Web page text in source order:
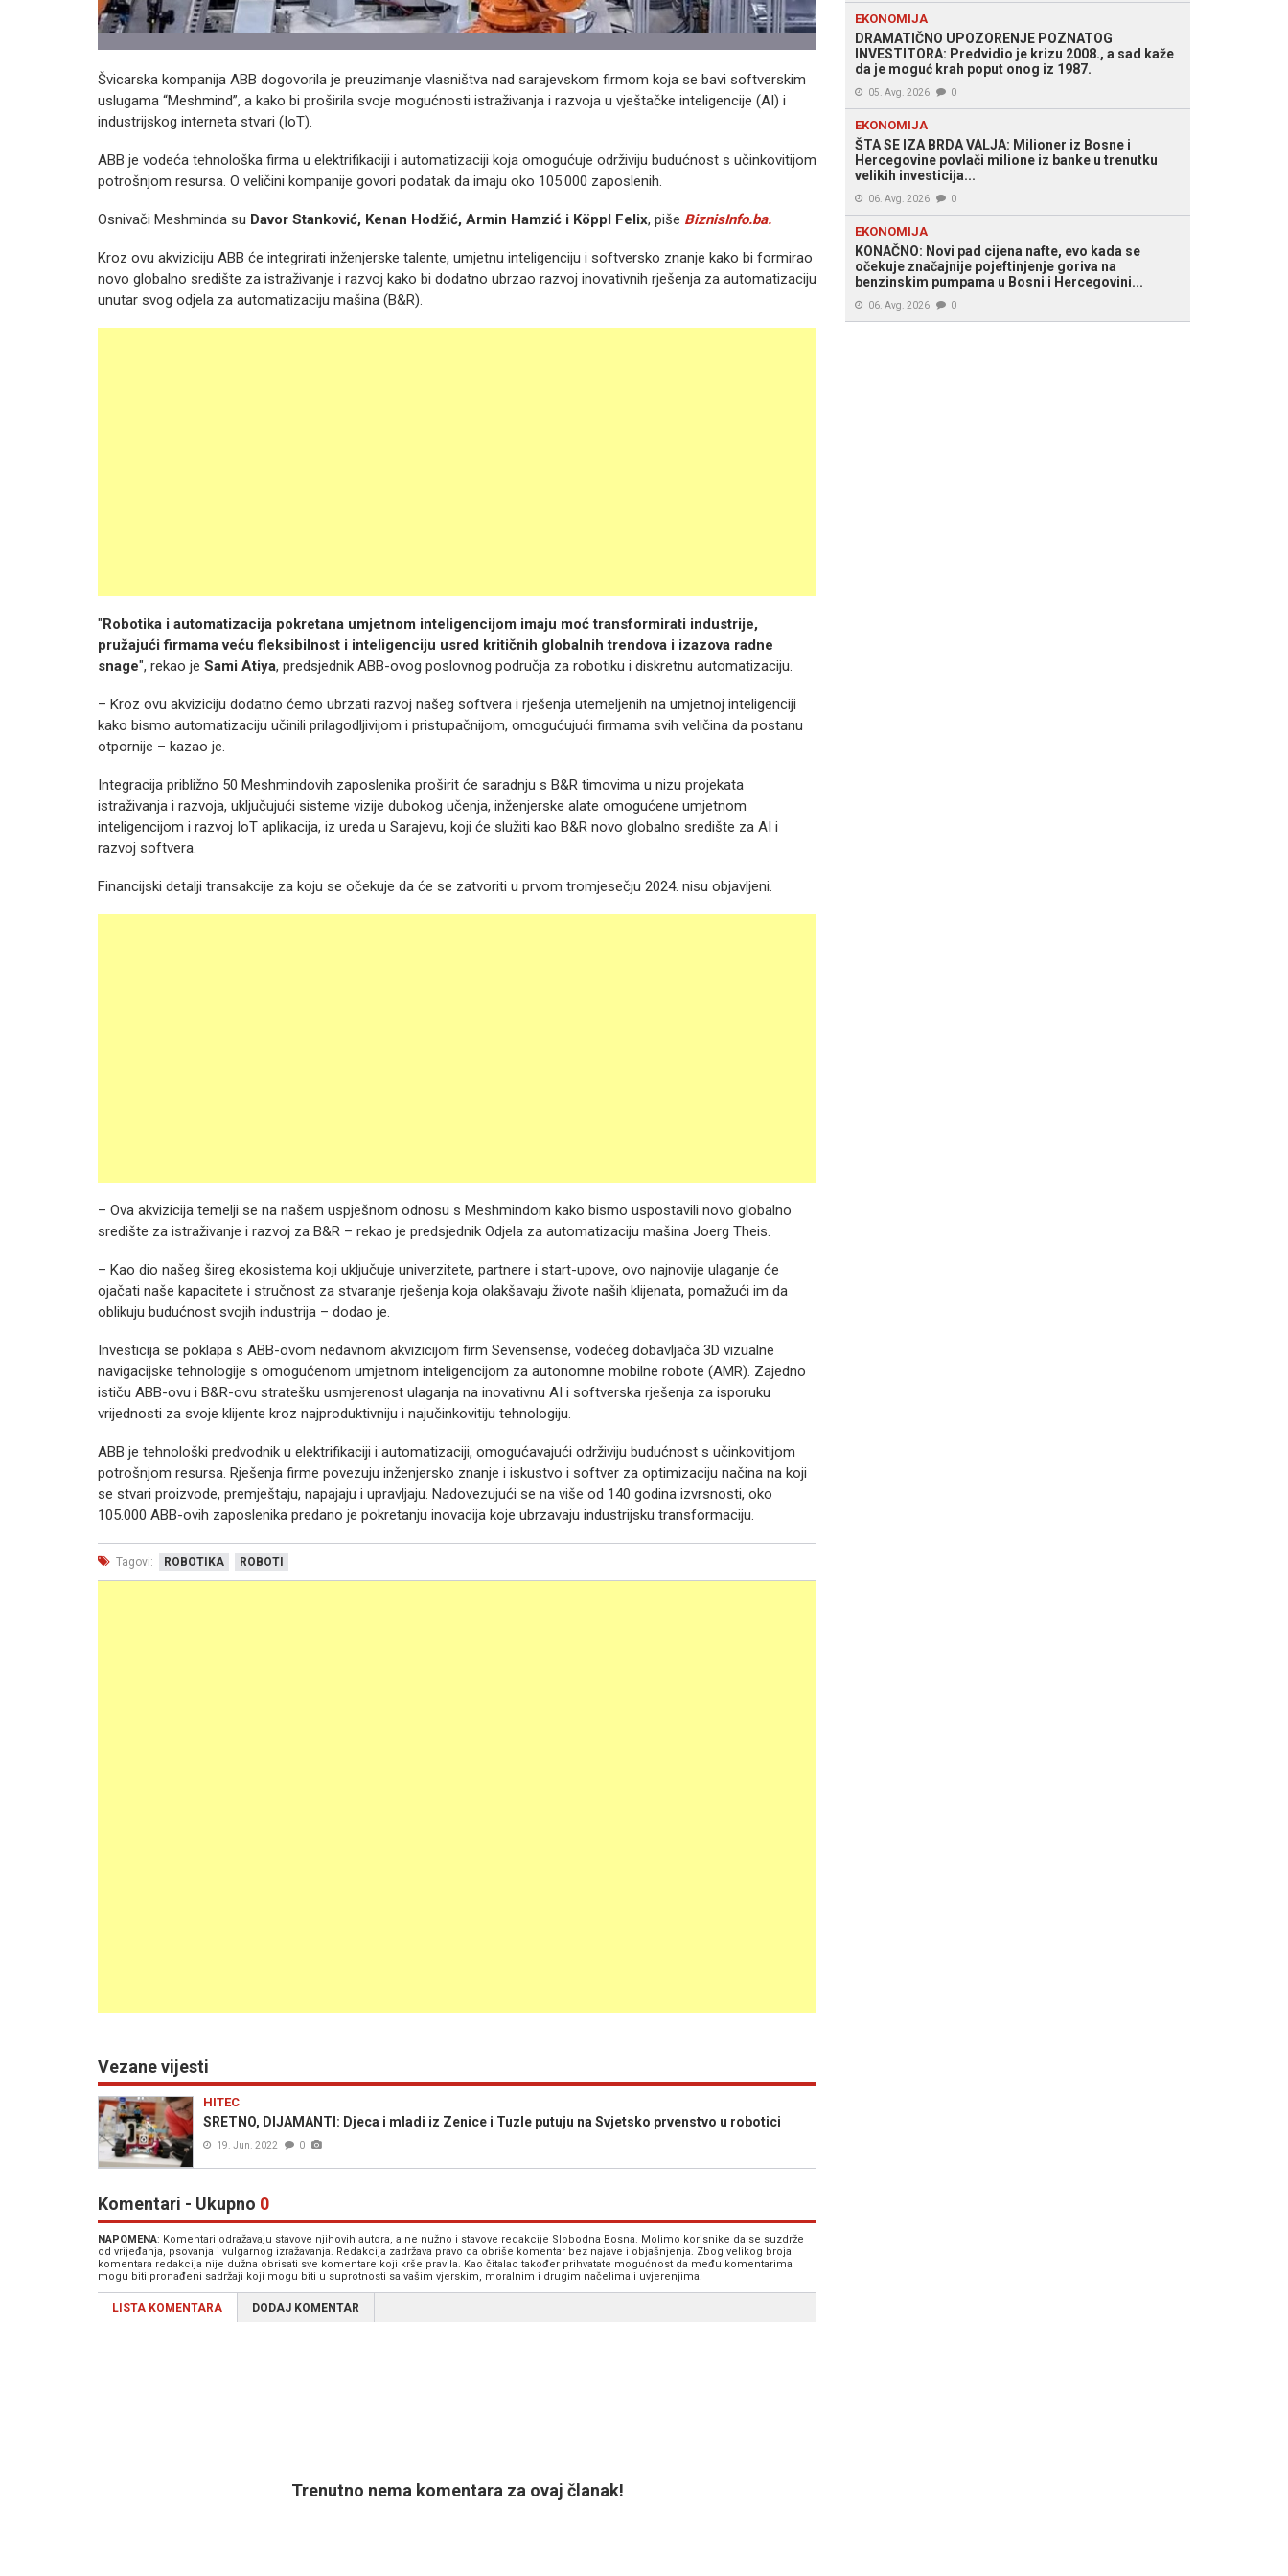
Švicarska kompanija ABB dogovorila je preuzimanje vlasništva nad sarajevskom firmom koja se bavi softverskim
uslugama “Meshmind”, a kako bi proširila svoje mogućnosti istraživanja i razvoja u vještačke inteligencije (AI) i
industrijskog interneta stvari (IoT).
ABB je vodeća tehnološka firma u elektrifikaciji i automatizaciji koja omogućuje održiviju budućnost s učinkovitijom
potrošnjom resursa. O veličini kompanije govori podatak da imaju oko 105.000 zaposlenih.
Osnivači Meshminda su Davor Stanković, Kenan Hodžić, Armin Hamzić i Köppl Felix, piše BiznisInfo.ba.
Kroz ovu akviziciju ABB će integrirati inženjerske talente, umjetnu inteligenciju i softversko znanje kako bi formirao
novo globalno središte za istraživanje i razvoj kako bi dodatno ubrzao razvoj inovativnih rješenja za automatizaciju
unutar svog odjela za automatizaciju mašina (B&R).
"Robotika i automatizacija pokretana umjetnom inteligencijom imaju moć transformirati industrije,
pružajući firmama veću fleksibilnost i inteligenciju usred kritičnih globalnih trendova i izazova radne
snage", rekao je Sami Atiya, predsjednik ABB-ovog poslovnog područja za robotiku i diskretnu automatizaciju.
– Kroz ovu akviziciju dodatno ćemo ubrzati razvoj našeg softvera i rješenja utemeljenih na umjetnoj inteligenciji
kako bismo automatizaciju učinili prilagodljivijom i pristupačnijom, omogućujući firmama svih veličina da postanu
otpornije – kazao je.
Integracija približno 50 Meshmindovih zaposlenika proširit će saradnju s B&R timovima u nizu projekata
istraživanja i razvoja, uključujući sisteme vizije dubokog učenja, inženjerske alate omogućene umjetnom
inteligencijom i razvoj IoT aplikacija, iz ureda u Sarajevu, koji će služiti kao B&R novo globalno središte za AI i
razvoj softvera.
Financijski detalji transakcije za koju se očekuje da će se zatvoriti u prvom tromjesečju 2024. nisu objavljeni.
– Ova akvizicija temelji se na našem uspješnom odnosu s Meshmindom kako bismo uspostavili novo globalno
središte za istraživanje i razvoj za B&R – rekao je predsjednik Odjela za automatizaciju mašina Joerg Theis.
– Kao dio našeg šireg ekosistema koji uključuje univerzitete, partnere i start-upove, ovo najnovije ulaganje će
ojačati naše kapacitete i stručnost za stvaranje rješenja koja olakšavaju živote naših klijenata, pomažući im da
oblikuju budućnost svojih industrija – dodao je.
Investicija se poklapa s ABB-ovom nedavnom akvizicijom firm Sevensense, vodećeg dobavljača 3D vizualne
navigacijske tehnologije s omogućenom umjetnom inteligencijom za autonomne mobilne robote (AMR). Zajedno
ističu ABB-ovu i B&R-ovu stratešku usmjerenost ulaganja na inovativnu AI i softverska rješenja za isporuku
vrijednosti za svoje klijente kroz najproduktivniju i najučinkovitiju tehnologiju.
ABB je tehnološki predvodnik u elektrifikaciji i automatizaciji, omogućavajući održiviju budućnost s učinkovitijom
potrošnjom resursa. Rješenja firme povezuju inženjersko znanje i iskustvo i softver za optimizaciju načina na koji
se stvari proizvode, premještaju, napajaju i upravljaju. Nadovezujući se na više od 140 godina izvrsnosti, oko
105.000 ABB-ovih zaposlenika predano je pokretanju inovacija koje ubrzavaju industrijsku transformaciju.
Tagovi: ROBOTIKA ROBOTI
Vezane vijesti
HITEC
SRETNO, DIJAMANTI: Djeca i mladi iz Zenice i Tuzle putuju na Svjetsko prvenstvo u robotici
19. Jun. 2022 0
Komentari - Ukupno 0
NAPOMENA: Komentari odražavaju stavove njihovih autora, a ne nužno i stavove redakcije Slobodna Bosna. Molimo korisnike da se suzdrže
od vrijeđanja, psovanja i vulgarnog izražavanja. Redakcija zadržava pravo da obriše komentar bez najave i objašnjenja. Zbog velikog broja
komentara redakcija nije dužna obrisati sve komentare koji krše pravila. Kao čitalac također prihvatate mogućnost da među komentarima
mogu biti pronađeni sadržaji koji mogu biti u suprotnosti sa vašim vjerskim, moralnim i drugim načelima i uvjerenjima.
LISTA KOMENTARA DODAJ KOMENTAR
Trenutno nema komentara za ovaj članak!
EKONOMIJA
DRAMATIČNO UPOZORENJE POZNATOG
INVESTITORA: Predvidio je krizu 2008., a sad kaže
da je moguć krah poput onog iz 1987.
05. Avg. 2026 0
EKONOMIJA
ŠTA SE IZA BRDA VALJA: Milioner iz Bosne i
Hercegovine povlači milione iz banke u trenutku
velikih investicija...
06. Avg. 2026 0
EKONOMIJA
KONAČNO: Novi pad cijena nafte, evo kada se
očekuje značajnije pojeftinjenje goriva na
benzinskim pumpama u Bosni i Hercegovini...
06. Avg. 2026 0